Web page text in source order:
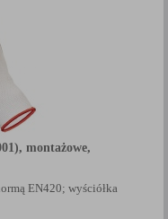
montażowe,
EN420; wyściółka
i można ją w dowolnym